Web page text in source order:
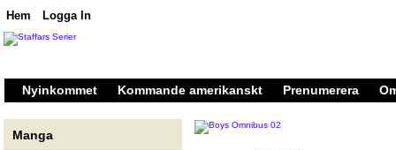
Hem Logga In
Nyinkommet Kommande amerikanskt Prenumerera
Manga